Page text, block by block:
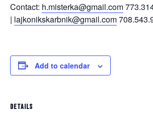
Contact: h.misterka@gmail.com
| lajkonikskarbnik@gmail.com
Add to calendar
DETAILS